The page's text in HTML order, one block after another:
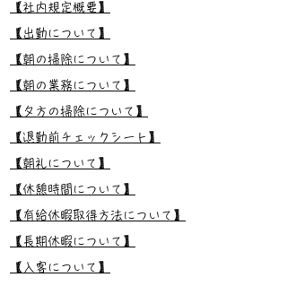
【社内規定概要】
【出勤について】
【朝の掃除について】
【朝の業務について】
【夕方の掃除について】
【退勤前チェックシート】
【朝礼について】
【休憩時間について】
【有給休暇取得方法について】
【長期休暇について】
【入客について】